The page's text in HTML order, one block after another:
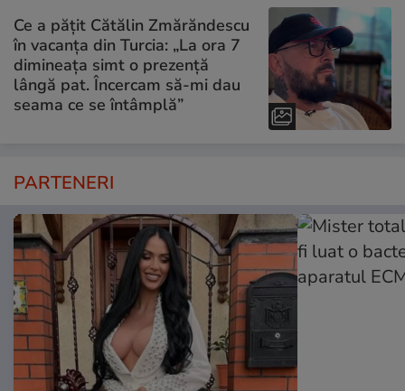
Ce a pățit Cătălin Zmărăndescu
în vacanța din Turcia: „La ora 7
dimineața simt o prezență
lângă pat. Încercam să-mi dau
seama ce se întâmplă”
PARTENERI